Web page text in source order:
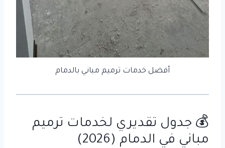
أفضل خدمات ترميم مباني بالدمام
💰 جدول تقديري لخدمات ترميم
مباني في الدمام (2026)